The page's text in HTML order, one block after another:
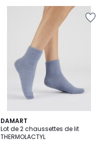
DAMART
Lot de 2 chaussettes de lit
THERMOLACTYL
4
/
5